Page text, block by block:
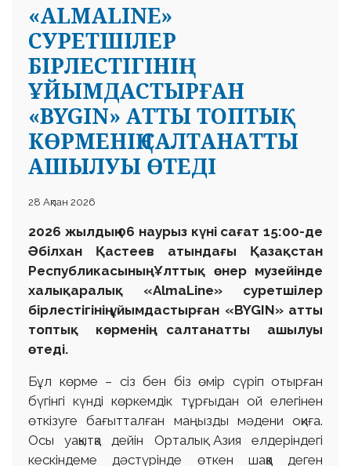
«ALMALINE»
СУРЕТШІЛЕР
БІРЛЕСТІГІНІҢ
ҰЙЫМДАСТЫРҒАН
«BYGIN» АТТЫ ТОПТЫҚ
КӨРМЕНІҢ САЛТАНАТТЫ
АШЫЛУЫ ӨТЕДІ
28 Ақпан 2026
2026 жылдың 06 наурыз күні сағат 15:00-де
Әбілхан Қастеев атындағы Қазақстан
Республикасының Ұлттық өнер музейінде
халықаралық «AlmaLine» суретшілер
бірлестігінің ұйымдастырған «BYGIN» атты
топтық көрменің салтанатты ашылуы
өтеді.
Бұл көрме – сіз бен біз өмір сүріп отырған
бүгінгі күнді көркемдік тұрғыдан ой елегінен
өткізуге бағытталған маңызды мәдени оқиға.
Осы уақытқа дейін Орталық Азия елдеріндегі
кескіндеме дәстүрінде өткен шаққа деген